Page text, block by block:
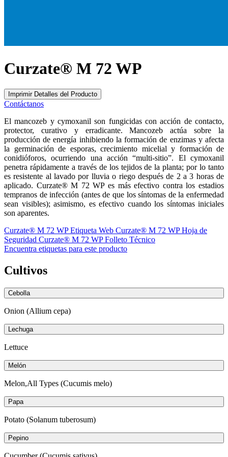
Curzate® M 72 WP
Imprimir Detalles del Producto
Contáctanos
El mancozeb y cymoxanil son fungicidas con acción de contacto,
protector, curativo y erradicante. Mancozeb actúa sobre la
producción de energía inhibiendo la formación de enzimas y afecta
la germinación de esporas, crecimiento micelial y formación de
conidióforos, ocurriendo una acción “multi-sitio”. El cymoxanil
penetra rápidamente a través de los tejidos de la planta; por lo tanto
es resistente al lavado por lluvia o riego después de 2 a 3 horas de
aplicado. Curzate® M 72 WP es más efectivo contra los estadios
tempranos de infección (antes de que los síntomas de la enfermedad
sean visibles); asimismo, es efectivo cuando los síntomas iniciales
son aparentes.
Curzate® M 72 WP Etiqueta Web Curzate® M 72 WP Hoja de
Seguridad Curzate® M 72 WP Folleto Técnico
Encuentra etiquetas para este producto
Cultivos
Cebolla
Onion (Allium cepa)
Lechuga
Lettuce
Melón
Melon,All Types (Cucumis melo)
Papa
Potato (Solanum tuberosum)
Pepino